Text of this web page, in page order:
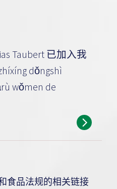
Taubert 已加入我
dǒngshì
wǒmen de
食品法规的相关链接